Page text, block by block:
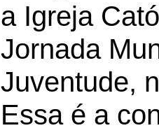
a Igreja
Jornada
Juventude,
Essa é a